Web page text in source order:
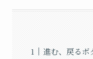
進む、戻るボ